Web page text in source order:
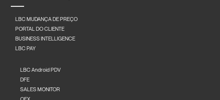
LBC MUDANÇA DE PREÇO
PORTAL DO CLIENTE
BUSINESS INTELLIGENCE
LBC PAY
LBC Android PDV
DFE
SALES MONITOR
OFX